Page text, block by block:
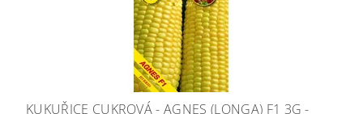
KUKUŘICE CUKROVÁ - AGNES (LONGA) F1 3G -